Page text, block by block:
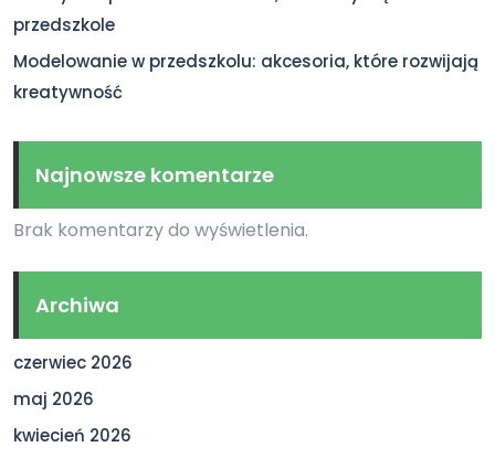
przedszkole
Modelowanie w przedszkolu: akcesoria, które rozwijają
kreatywność
Najnowsze komentarze
Brak komentarzy do wyświetlenia.
Archiwa
czerwiec 2026
maj 2026
kwiecień 2026